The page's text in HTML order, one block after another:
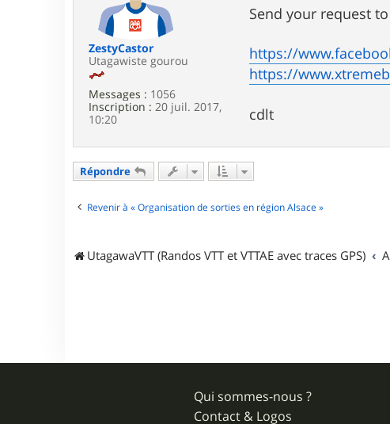
c
a
r
l
a
c
e
ZestyCastor
Utagawiste gourou
Messages : 1056
Inscription : 20 juil. 2017,
10:20
g
e
Send your request to
https://
https://
cdlt
Répondre
Revenir à « Organisation de sorties en région Alsace »
UtagawaVTT (Randos VTT et VTTAE avec traces GPS)
Qui sommes-nous ?
Contact & Logos